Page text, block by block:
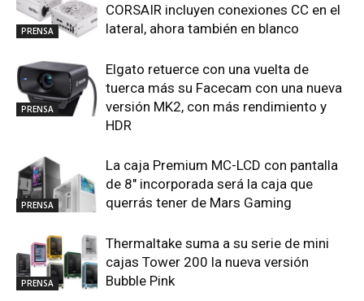
PRENSA
CORSAIR incluyen conexiones CC en el
lateral, ahora también en blanco
PRENSA
Elgato retuerce con una vuelta de
tuerca más su Facecam con una nueva
versión MK2, con más rendimiento y
HDR
PRENSA
La caja Premium MC-LCD con pantalla
de 8″ incorporada será la caja que
querrás tener de Mars Gaming
PRENSA
Thermaltake suma a su serie de mini
cajas Tower 200 la nueva versión
Bubble Pink